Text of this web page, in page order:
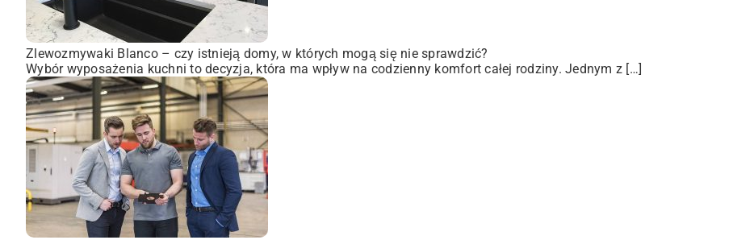
Zlewozmywaki Blanco – czy istnieją domy, w których mogą się nie sprawdzić?
Wybór wyposażenia kuchni to decyzja, która ma wpływ na codzienny komfort całej rodziny. Jednym z […]